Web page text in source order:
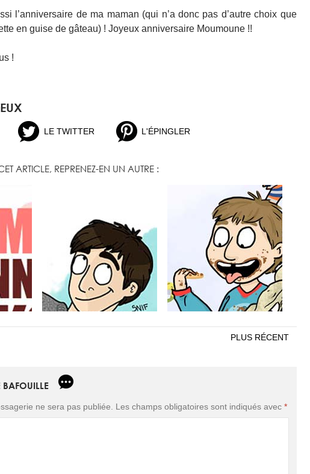
l’anniversaire de ma maman (qui n’a donc pas d’autre choix que
en guise de gâteau) ! Joyeux anniversaire Moumoune !!
!
LE TWITTER L'ÉPINGLER
ARTICLE, REPRENEZ-EN UN AUTRE :
MASTER CHEF
BABY-SITTER DE
PLUS RÉCENT
BAFOUILLE
ne sera pas publiée. Les champs obligatoires sont indiqués avec *